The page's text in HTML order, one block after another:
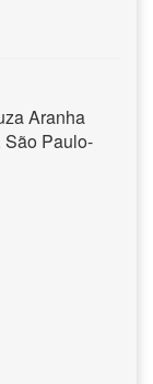
Aranha
São Paulo-